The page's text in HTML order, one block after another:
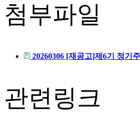
첨부파일
20260306 [재공고]제6기 정기
관련링크